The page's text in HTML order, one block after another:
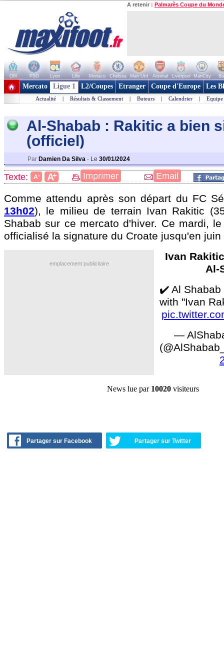
A retenir : Palmarès Coupe du
OM PSG Lyon Lille Monaco Chelsea Man Utd Arsenal Liverpool ManCity
+ de clubs
Mercato Ligue 1 L2/Coupes Etranger Coupe d'Europe Les
Actualité | Résultats & Classement | Buteurs | Calendrier | Equipe
Al-Shabab : Rakitic a bien
(officiel)
Par Damien Da Silva - Le 30/01/2024
Texte: A- A+ Imprimer Email
Comme attendu après son départ du FC
13h02), le milieu de terrain Ivan Rakitic
Shabab sur ce mercato d'hiver. Ce mardi,
officialisé la signature du Croate jusqu'en juin
emplacement publicitaire
Ivan
Al-
✔️ Al Shabab
with "Ivan
—
News lue par 10020 visiteurs
Partager sur Facebook Partager sur Twitter